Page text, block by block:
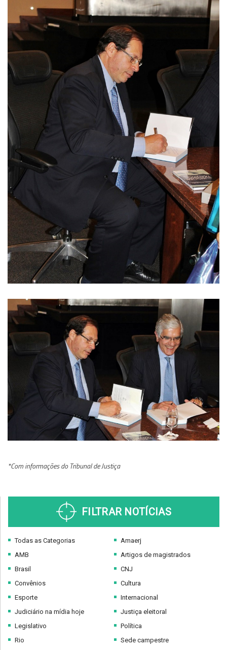
*Com informações do Tribunal de Justiça
FILTRAR NOTÍCIAS
Todas as Categorias
AMB
Brasil
Convênios
Esporte
Judiciário na mídia hoje
Legislativo
Rio
Amaerj
Artigos de magistrados
CNJ
Cultura
Internacional
Justiça eleitoral
Política
Sede campestre